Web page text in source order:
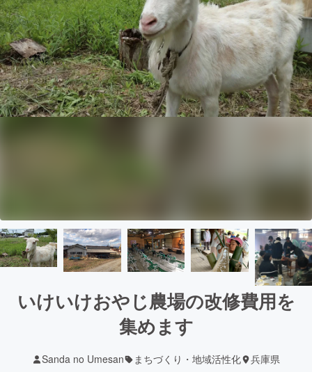
いけいけおやじ農場の改修費用を
集めます
Sanda no Umesan まちづくり・地域活性化 兵庫県